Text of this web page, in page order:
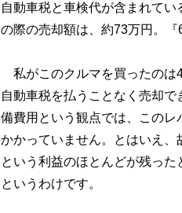
自動車税と車検代が含まれて
の際の売却額は、約73万円。
私がこのクルマを買ったのは
自動車税を払うことなく売却
備費用という観点では、このレ
かかっていません。とはいえ
という利益のほとんどが残っ
というわけです。